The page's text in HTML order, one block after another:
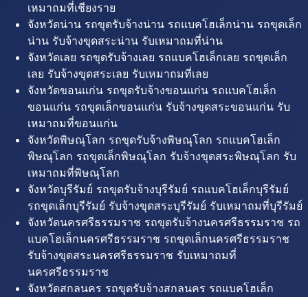
เหมาถมที่เชียงราย
จังหวัดน่าน รถขุดรับจ้างน่าน รถแบคโฮเล็กน่าน รถขุดเล็ก
น่าน รับจ้างขุดสระน่าน รับเหมาถมที่น่าน
จังหวัดเลย รถขุดรับจ้างเลย รถแบคโฮเล็กเลย รถขุดเล็ก
เลย รับจ้างขุดสระเลย รับเหมาถมที่เลย
จังหวัดขอนแก่น รถขุดรับจ้างขอนแก่น รถแบคโฮเล็ก
ขอนแก่น รถขุดเล็กขอนแก่น รับจ้างขุดสระขอนแก่น รับ
เหมาถมที่ขอนแก่น
จังหวัดพิษณุโลก รถขุดรับจ้างพิษณุโลก รถแบคโฮเล็ก
พิษณุโลก รถขุดเล็กพิษณุโลก รับจ้างขุดสระพิษณุโลก รับ
เหมาถมที่พิษณุโลก
จังหวัดบุรีรัมย์ รถขุดรับจ้างบุรีรัมย์ รถแบคโฮเล็กบุรีรัมย์
รถขุดเล็กบุรีรัมย์ รับจ้างขุดสระบุรีรัมย์ รับเหมาถมที่บุรีรัมย์
จังหวัดนครศรีธรรมราช รถขุดรับจ้างนครศรีธรรมราช รถ
แบคโฮเล็กนครศรีธรรมราช รถขุดเล็กนครศรีธรรมราช
รับจ้างขุดสระนครศรีธรรมราช รับเหมาถมที่
นครศรีธรรมราช
จังหวัดสกลนคร รถขุดรับจ้างสกลนคร รถแบคโฮเล็ก